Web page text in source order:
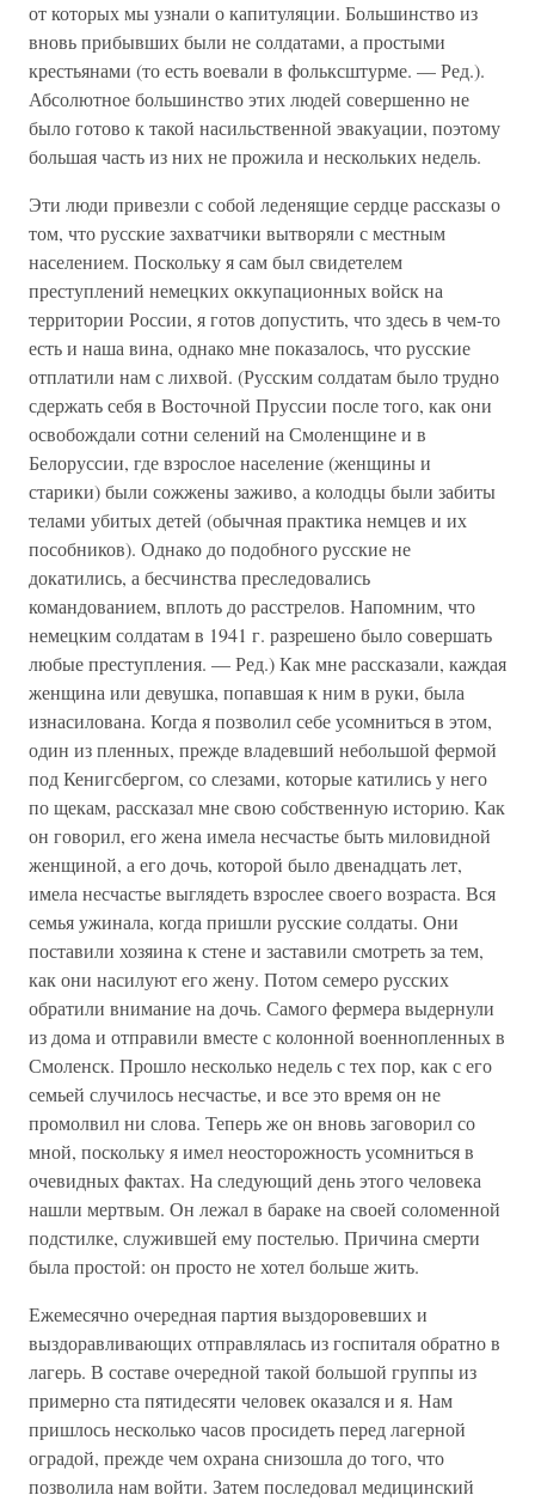
от которых мы узнали о капитуляции. Большинство из
вновь прибывших были не солдатами, а простыми
крестьянами (то есть воевали в фольксштурме. — Ред.).
Абсолютное большинство этих людей совершенно не
было готово к такой насильственной эвакуации, поэтому
большая часть из них не прожила и нескольких недель.
Эти люди привезли с собой леденящие сердце рассказы о
том, что русские захватчики вытворяли с местным
населением. Поскольку я сам был свидетелем
преступлений немецких оккупационных войск на
территории России, я готов допустить, что здесь в чем-то
есть и наша вина, однако мне показалось, что русские
отплатили нам с лихвой. (Русским солдатам было трудно
сдержать себя в Восточной Пруссии после того, как они
освобождали сотни селений на Смоленщине и в
Белоруссии, где взрослое население (женщины и
старики) были сожжены заживо, а колодцы были забиты
телами убитых детей (обычная практика немцев и их
пособников). Однако до подобного русские не
докатились, а бесчинства преследовались
командованием, вплоть до расстрелов. Напомним, что
немецким солдатам в 1941 г. разрешено было совершать
любые преступления. — Ред.) Как мне рассказали, каждая
женщина или девушка, попавшая к ним в руки, была
изнасилована. Когда я позволил себе усомниться в этом,
один из пленных, прежде владевший небольшой фермой
под Кенигсбергом, со слезами, которые катились у него
по щекам, рассказал мне свою собственную историю. Как
он говорил, его жена имела несчастье быть миловидной
женщиной, а его дочь, которой было двенадцать лет,
имела несчастье выглядеть взрослее своего возраста. Вся
семья ужинала, когда пришли русские солдаты. Они
поставили хозяина к стене и заставили смотреть за тем,
как они насилуют его жену. Потом семеро русских
обратили внимание на дочь. Самого фермера выдернули
из дома и отправили вместе с колонной военнопленных в
Смоленск. Прошло несколько недель с тех пор, как с его
семьей случилось несчастье, и все это время он не
промолвил ни слова. Теперь же он вновь заговорил со
мной, поскольку я имел неосторожность усомниться в
очевидных фактах. На следующий день этого человека
нашли мертвым. Он лежал в бараке на своей соломенной
подстилке, служившей ему постелью. Причина смерти
была простой: он просто не хотел больше жить.
Ежемесячно очередная партия выздоровевших и
выздоравливающих отправлялась из госпиталя обратно в
лагерь. В составе очередной такой большой группы из
примерно ста пятидесяти человек оказался и я. Нам
пришлось несколько часов просидеть перед лагерной
оградой, прежде чем охрана снизошла до того, что
позволила нам войти. Затем последовал медицинский